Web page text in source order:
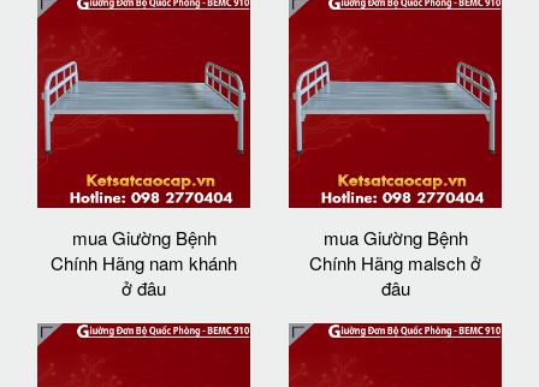
mua Giường Bệnh
Chính Hãng nam khánh
ở đâu
mua Giường Bệnh
Chính Hãng malsch ở
đâu